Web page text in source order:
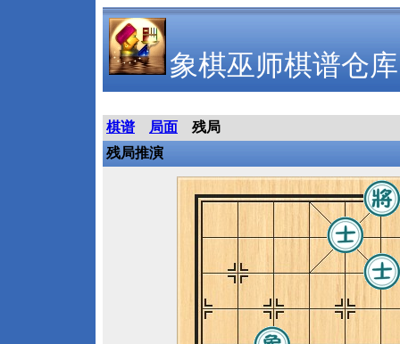
象棋巫师棋谱仓库
棋谱 局面
残局
残局推演